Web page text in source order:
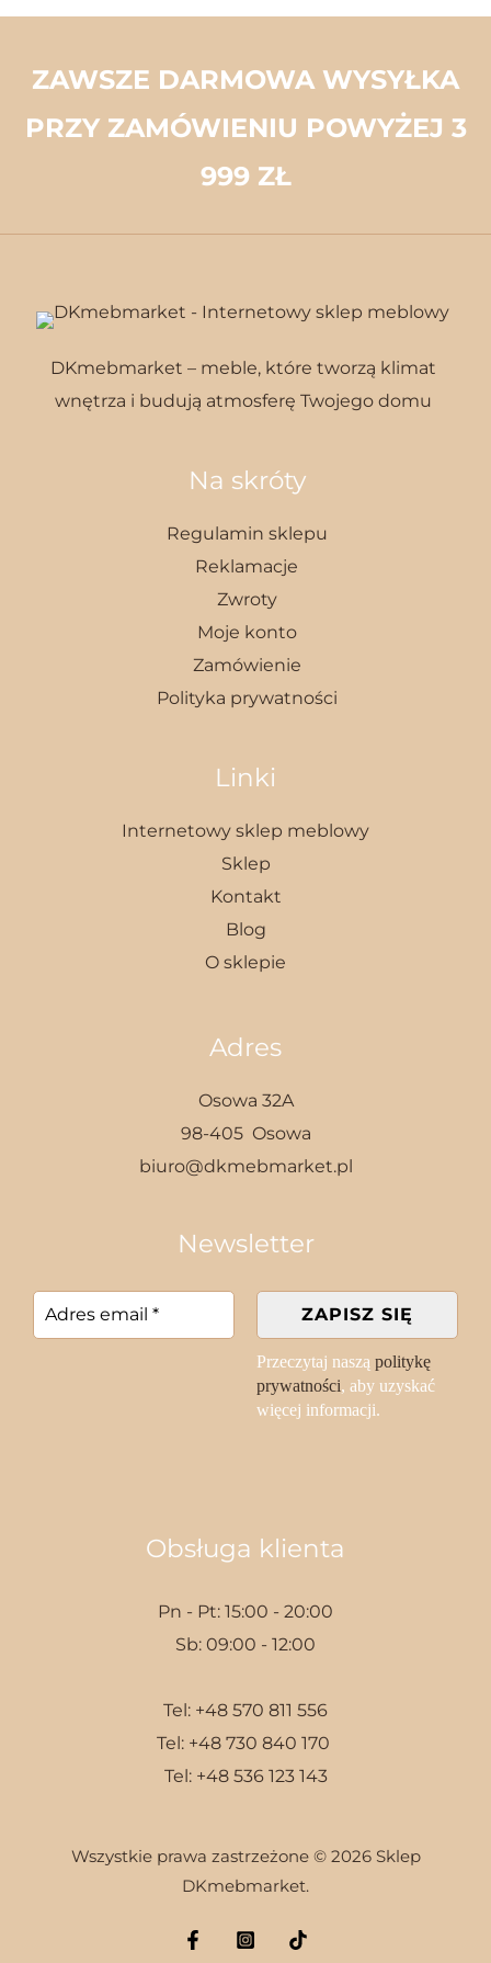
ZAWSZE DARMOWA WYSYŁKA
PRZY ZAMÓWIENIU POWYŻEJ 3
999 ZŁ
DKmebmarket – meble, które tworzą klimat
wnętrza i budują atmosferę Twojego domu
Na skróty
Regulamin sklepu
Reklamacje
Zwroty
Moje konto
Zamówienie
Polityka prywatności
Linki
Internetowy sklep meblowy
Sklep
Kontakt
Blog
O sklepie
Adres
Osowa 32A
98-405 Osowa
biuro@dkmebmarket.pl
Newsletter
Przeczytaj naszą politykę
prywatności, aby uzyskać
więcej informacji.
Obsługa klienta
Pn - Pt: 15:00 - 20:00
Sb: 09:00 - 12:00
Tel: +48 570 811 556
Tel: +48 730 840 170
Tel: +48 536 123 143
Wszystkie prawa zastrzeżone © 2026 Sklep
DKmebmarket.